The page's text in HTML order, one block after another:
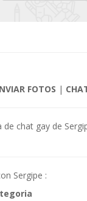
FOTOS |
de chat gay de
Sergipe :